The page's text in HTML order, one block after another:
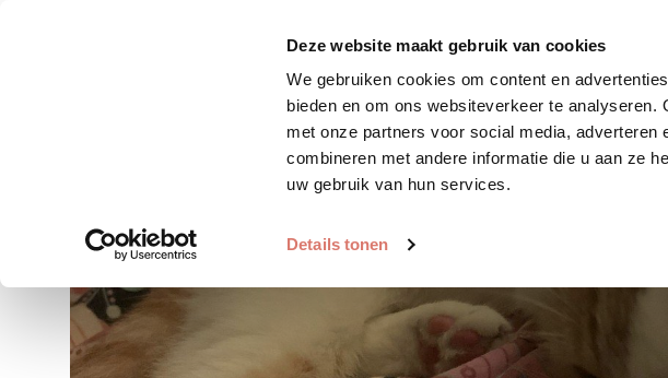
Deze website maakt gebruik van cookies
We gebruiken cookies om content en
bieden en om ons websiteverkeer te
met onze partners voor social media,
combineren met andere informatie die u aan ze
uw gebruik van hun services.
Details tonen
Zoek huisdier Plaats huisdier Hoe werkt